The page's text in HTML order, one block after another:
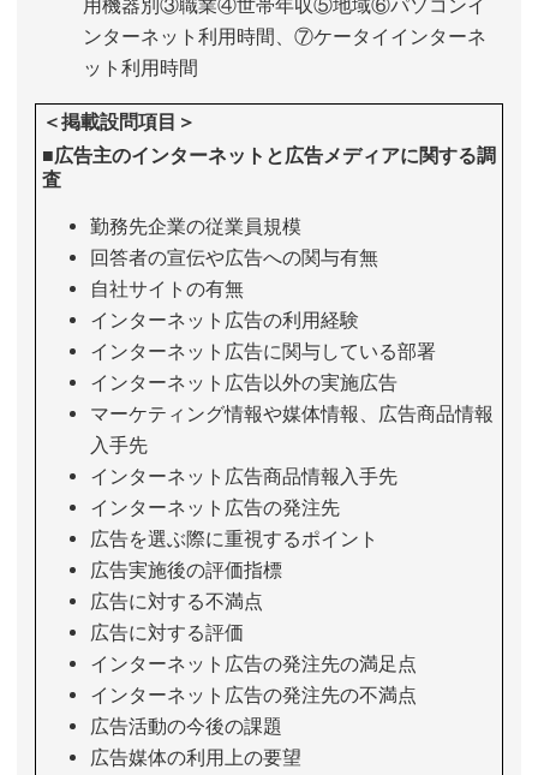
用機器別③職業④世帯年収⑤地域⑥パソコンイ
ンターネット利用時間、⑦ケータイインターネ
ット利用時間
＜掲載設問項目＞
■広告主のインターネットと広告メディアに関する調
査
勤務先企業の従業員規模
回答者の宣伝や広告への関与有無
自社サイトの有無
インターネット広告の利用経験
インターネット広告に関与している部署
インターネット広告以外の実施広告
マーケティング情報や媒体情報、広告商品情報
入手先
インターネット広告商品情報入手先
インターネット広告の発注先
広告を選ぶ際に重視するポイント
広告実施後の評価指標
広告に対する不満点
広告に対する評価
インターネット広告の発注先の満足点
インターネット広告の発注先の不満点
広告活動の今後の課題
広告媒体の利用上の要望